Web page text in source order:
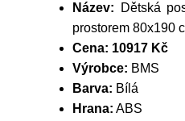
Název: Dětská
prostorem 80x190
Cena: 10917 Kč
Výrobce: BMS
Barva: Bílá
Hrana: ABS